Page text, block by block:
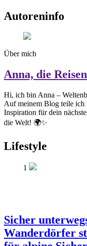
Autoreninfo
Über mich
Anna, die
Hi, ich bin Anna –
Auf meinem Blog teile ich
Inspiration für dein
die Welt! 🌍✨
Lifestyle
1
Sicher
Wanderdörfer